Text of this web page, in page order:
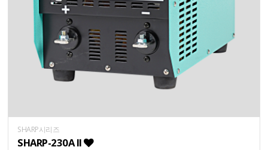
SHARP시리즈
SHARP-230A II